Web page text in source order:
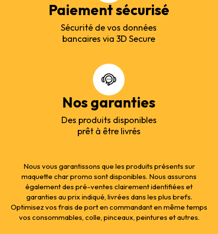
Paiement sécurisé
Sécurité de vos données
bancaires via 3D Secure
Nos garanties
Des produits disponibles
prêt à être livrés
Nous vous garantissons que les produits présents sur
maquette char promo sont disponibles. Nous assurons
également des pré-ventes clairement identifiées et
garanties au prix indiqué, livrées dans les plus brefs.
Optimisez vos frais de port en commandant en même temps
vos consommables, colle, pinceaux, peintures et autres.